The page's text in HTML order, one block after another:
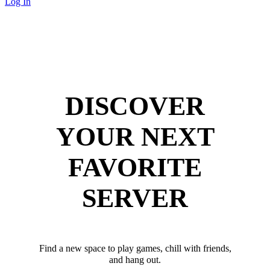
DISCOVER
YOUR NEXT
FAVORITE
SERVER
Find a new space to play games, chill with friends,
and hang out.